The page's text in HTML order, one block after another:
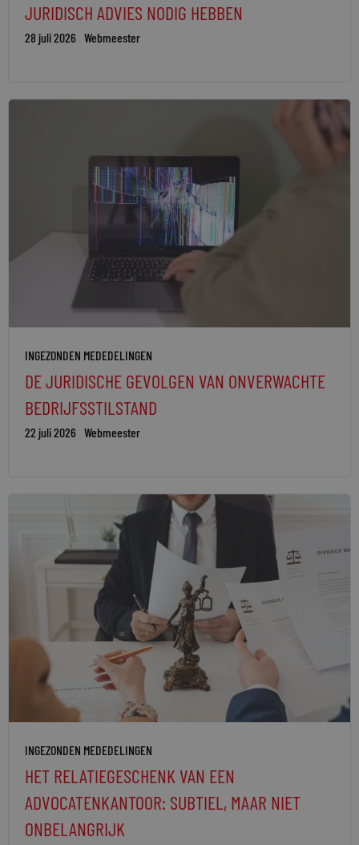
JURIDISCH ADVIES NODIG HEBBEN
28 juli 2026 Webmeester
INGEZONDEN MEDEDELINGEN
DE JURIDISCHE GEVOLGEN VAN ONVERWACHTE
BEDRIJFSSTILSTAND
22 juli 2026 Webmeester
INGEZONDEN MEDEDELINGEN
HET RELATIEGESCHENK VAN EEN
ADVOCATENKANTOOR: SUBTIEL, MAAR NIET
ONBELANGRIJK